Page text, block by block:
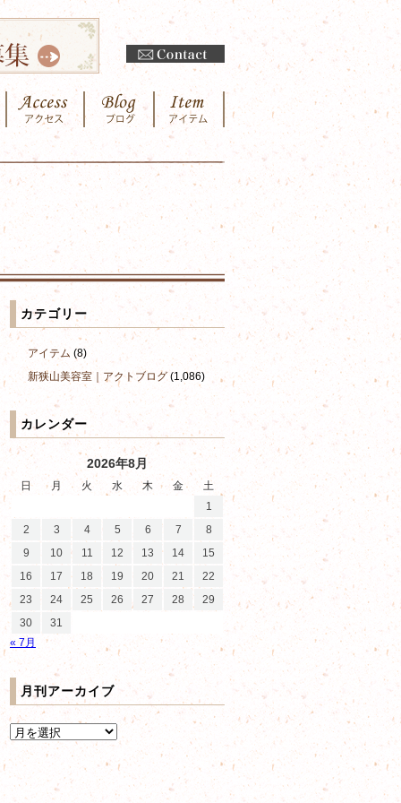
カテゴリー
アイテム (8)
新狭山美容室｜アクトブログ (1,086)
カレンダー
2026年8月
日 月 火 水 木 金
土
1
2
3 4 5 6 7
8
9
10 11 12 13 14
15
16
17 18 19 20 21
22
23
24 25 26 27 28
29
30
31
« 7月
月刊アーカイブ